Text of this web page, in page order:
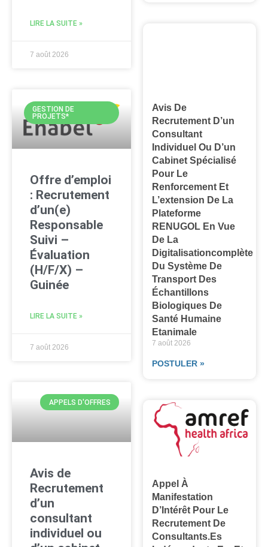
LIRE LA SUITE »
7 août 2026
GESTION DE
PROJETS*
Offre d’emploi
: Recrutement
d’un(e)
Responsable
Suivi –
Évaluation
(H/F/X) –
Guinée
LIRE LA SUITE »
7 août 2026
APPELS D'OFFRES
Avis de
Recrutement
d’un
consultant
individuel ou
Avis De
Recrutement D’un
Consultant
Individuel Ou D’un
Cabinet Spécialisé
Pour Le
Renforcement Et
L’extension De La
Plateforme
RENUGOL En Vue
De La
Digitalisationcomplète
Du Système De
Transport Des
Échantillons
Biologiques De
Santé Humaine
Etanimale
7 août 2026
POSTULER »
Appel À
Manifestation
D’Intérêt Pour Le
Recrutement De
Consultants.es